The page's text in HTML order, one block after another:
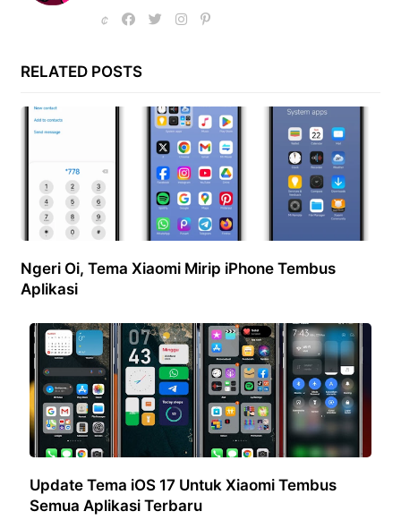
RELATED POSTS
Ngeri Oi, Tema Xiaomi Mirip iPhone Tembus
Aplikasi
Update Tema iOS 17 Untuk Xiaomi Tembus
Semua Aplikasi Terbaru